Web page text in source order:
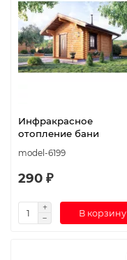
Инфракрасное
отопление бани
model-6199
290 ₽
В корзину